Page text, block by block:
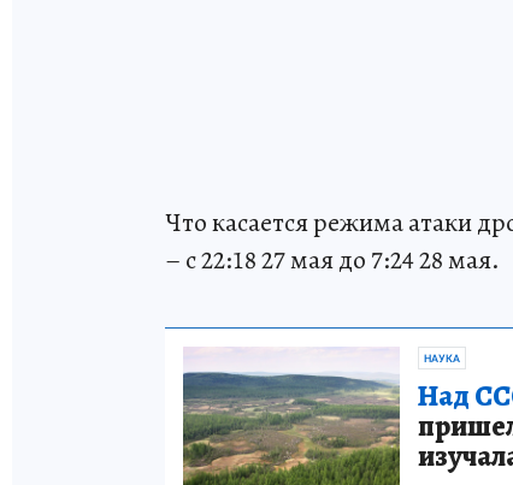
Что касается режима атаки
– с 22:18 27 мая до 7:24 28 мая.
НАУКА
Над